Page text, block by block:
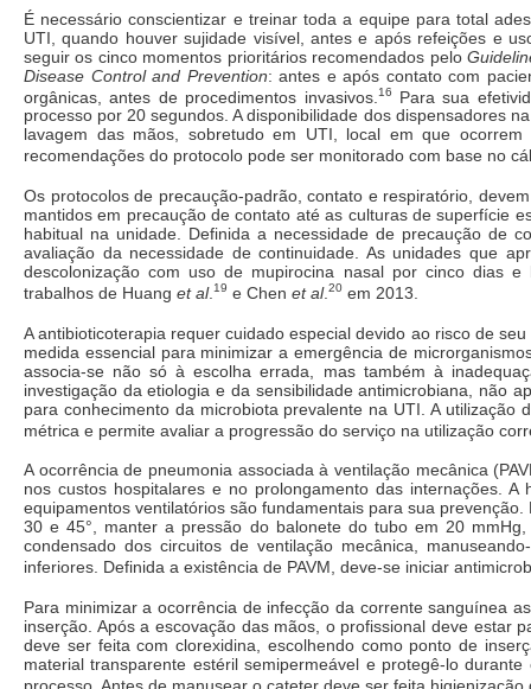
É necessário conscientizar e treinar toda a equipe para total
UTI, quando houver sujidade visível, antes e após refeições e
seguir os cinco momentos prioritários recomendados pelo
Disease Control and Prevention: antes e após contato com
orgânicas, antes de procedimentos invasivos. 16
Para sua
processo por 20 segundos. A disponibilidade dos dispensadores
lavagem das mãos, sobretudo em UTI, local em que
recomendações do protocolo pode ser monitorado com base no
Os protocolos de precaução-padrão, contato e respiratório,
mantidos em precaução de contato até as culturas de superfície
habitual na unidade. Definida a necessidade de precaução de
avaliação da necessidade de continuidade. As unidades que
descolonização com uso de mupirocina nasal por cinco dias
trabalhos de Huang et al. 19 e Chen et al. 20 em 2013.
A antibioticoterapia requer cuidado especial devido ao risco de
medida essencial para minimizar a emergência de
associa-se não só à escolha errada, mas também à
investigação da etiologia e da sensibilidade antimicrobiana, não
para conhecimento da microbiota prevalente na UTI. A
métrica e permite avaliar a progressão do serviço na utilização
A ocorrência de pneumonia associada à ventilação mecânica
nos custos hospitalares e no prolongamento das internações.
equipamentos ventilatórios são fundamentais para sua
30 e 45°, manter a pressão do balonete do tubo em 20
condensado dos circuitos de ventilação mecânica,
inferiores. Definida a existência de PAVM, deve-se iniciar
Para minimizar a ocorrência de infecção da corrente sanguínea
inserção. Após a escovação das mãos, o profissional deve estar
deve ser feita com clorexidina, escolhendo como ponto de
material transparente estéril semipermeável e protegê-lo
processo. Antes de manusear o cateter deve ser feita